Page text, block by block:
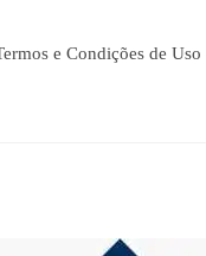
e Condições de Uso